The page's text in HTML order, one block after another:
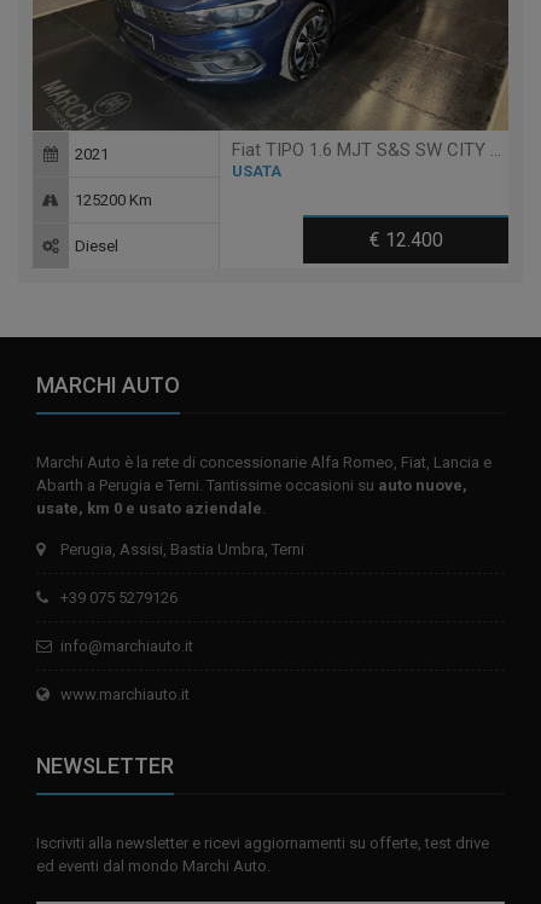
Fiat TIPO 1.6 MJT S&S SW CITY LIFE
USATA
€ 12.400
2021
125200 Km
Diesel
MARCHI AUTO
Marchi Auto è la rete di concessionarie Alfa Romeo, Fiat, Lancia e
Abarth a Perugia e Terni. Tantissime occasioni su auto nuove,
usate, km 0 e usato aziendale
Perugia, Assisi, Bastia Umbra, Terni
+39 075 5279126
info@marchiauto.it
www.marchiauto.it
NEWSLETTER
Iscriviti alla newsletter e ricevi aggiornamenti su offerte, test drive
ed eventi dal mondo Marchi Auto.